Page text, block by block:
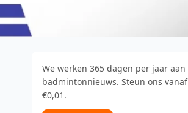
We werken 365 dagen per jaar aan
badmintonnieuws. Steun ons vanaf
€0,01.